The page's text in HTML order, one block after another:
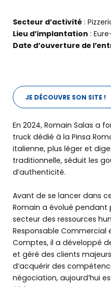
Secteur d’activité :
Lieu d’implantation :
Date d’ouverture de
JE DÉCOUVRE SON SITE !
En 2024, Romain Salas a
truck dédié à la Pinsa
italienne, plus léger et
traditionnelle, séduit les
d’authenticité.
Avant de se lancer dans
Romain a évolué pendant
secteur des ressources
Responsable Commercial
Comptes, il a développé
et géré des clients
d’acquérir des
négociation, aujourd’hui